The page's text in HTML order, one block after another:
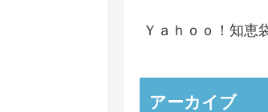
Ｙａｈｏｏ！知恵
アーカイブ